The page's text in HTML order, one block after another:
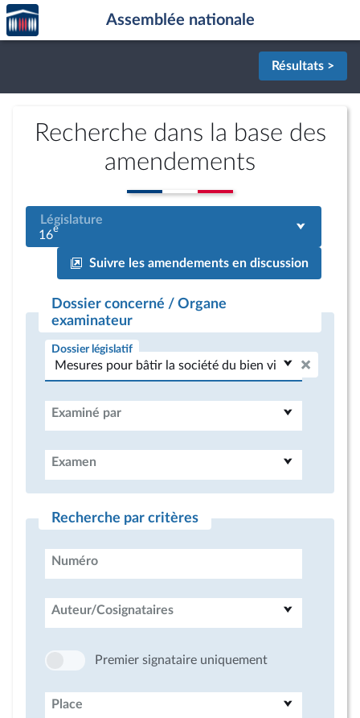
Aller au contenu
Aller en bas de la page
Accèder
à la
page
Assemblée nationale
Résultats >
Recherche dans la base des
amendements
Législature
16e
Suivre les amendements en discussion
Dossier concerné / Organe
examinateur
Dossier législatif
Examiné par
Examen
Recherche par critères
Numéro
Auteur/Cosignataires
Premier signataire uniquement
Place